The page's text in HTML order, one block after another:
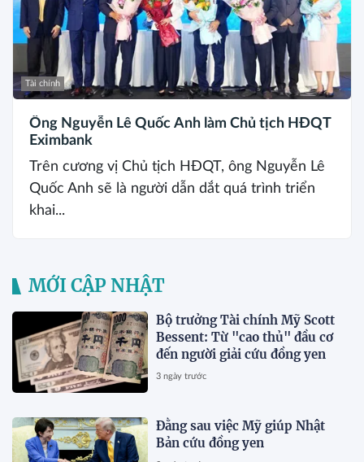
Tài chính
Ông Nguyễn Lê Quốc Anh làm Chủ tịch HĐQT
Eximbank
Trên cương vị Chủ tịch HĐQT, ông Nguyễn Lê
Quốc Anh sẽ là người dẫn dắt quá trình triển
khai...
MỚI CẬP NHẬT
Bộ trưởng Tài chính Mỹ Scott
Bessent: Từ "cao thủ" đầu cơ
đến người giải cứu đồng yen
3 ngày trước
Đằng sau việc Mỹ giúp Nhật
Bản cứu đồng yen